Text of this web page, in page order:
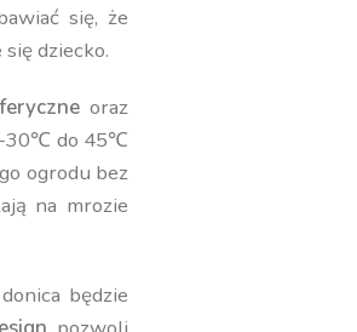
się, że
dziecko.
oraz
-30℃ do 45℃
ogrodu bez
na mrozie
będzie